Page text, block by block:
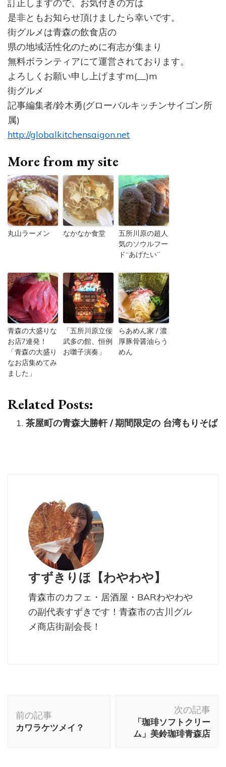
訂正しますので、お気付きの方は
是非ともお知らせ頂けましたら幸いです。
街グルメは青森の飲食店の
県の地域活性化のために有志が集まり
無料ボランティアにて運営されております。
よろしくお願い申し上げますm(__)m
街グルメ
記事編集者/鈴木勇(グローバルキッチンサイゴン所
属)
http://globalkitchensaigon.net
More from my site
丸山ラーメン なかなか食堂
五所川原の超人
気のソウルフー
ド“あげたい”
青森の大盛りな
お店7連発！
「青森の大盛り
なお店集めてみ
ました」
「五所川原立佞
武多の館、恒例
お囃子演奏」
らあめん家 / 濃
厚豚骨醤油らう
めん
Related Posts:
茶屋町の青森大勝軒 / 期間限定の 台湾もりそば
すずきりほ【わやわや】
青森市のカフェ・居酒屋・BARわやわや
の副代表すずきです！青森市の古川グル
メ商店街副会長！
稿
ナ
前の記事
カワラケツメイ？
次の記事
「珈琲ソフトクリー
ム」美鈴珈琲青森店